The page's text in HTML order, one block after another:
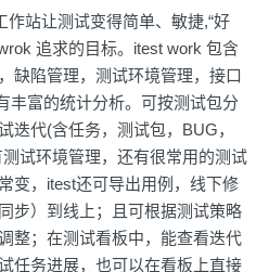
站让测试变得简单、敏捷,“好
追求的目标。itest work 包含
缺陷管理，测试环境管理，接口
丰富的统计分析。可按测试包分
迭代(含任务，测试包，BUG，
试环境管理，还有很常用的测试
变，itest还可导出用例，线下修
步）到线上；且可根据测试策略
整；在测试看板中，能查看迭代
任务进展，也可以在看板上直接